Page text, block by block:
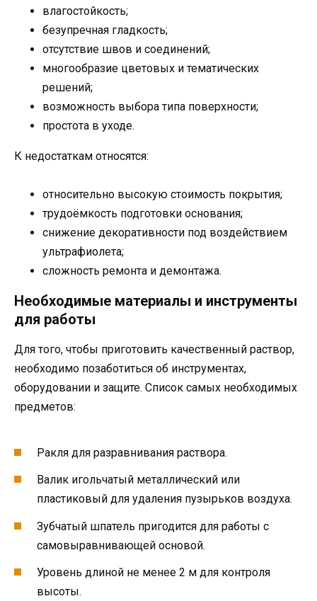
влагостойкость;
безупречная гладкость;
отсутствие швов и соединений;
многообразие цветовых и тематических
решений;
возможность выбора типа поверхности;
простота в уходе.
К недостаткам относятся:
относительно высокую стоимость покрытия;
трудоёмкость подготовки основания;
снижение декоративности под воздействием
ультрафиолета;
сложность ремонта и демонтажа.
Необходимые материалы и инструменты
для работы
Для того, чтобы приготовить качественный раствор,
необходимо позаботиться об инструментах,
оборудовании и защите. Список самых необходимых
предметов:
Ракля для разравнивания раствора.
Валик игольчатый металлический или
пластиковый для удаления пузырьков воздуха.
Зубчатый шпатель пригодится для работы с
самовыравнивающей основой.
Уровень длиной не менее 2 м для контроля
высоты.